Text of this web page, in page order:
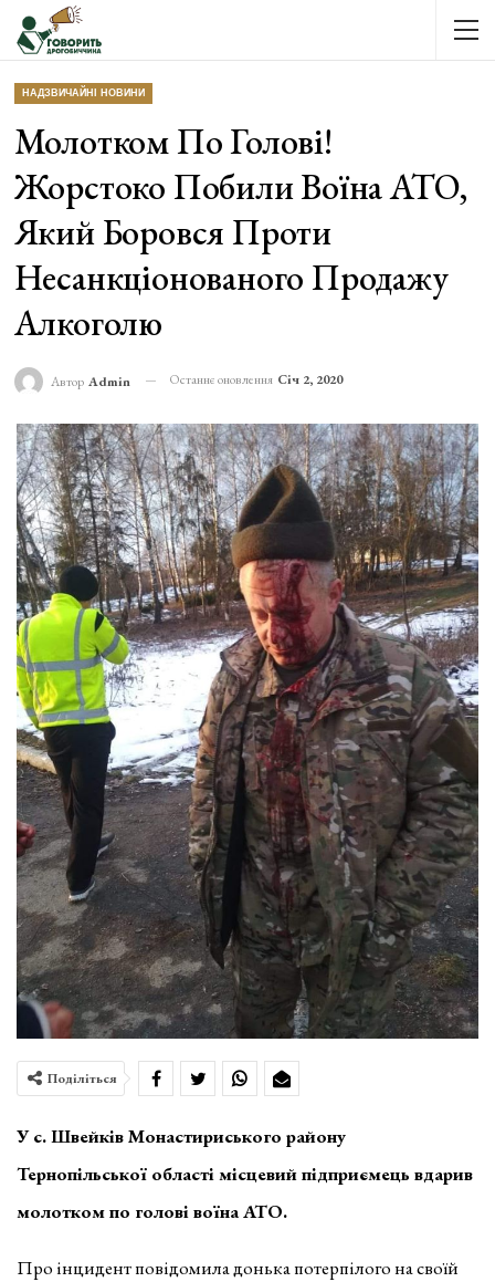
НАДЗВИЧАЙНІ НОВИНИ
Молотком По Голові!
Жорстоко Побили Воїна АТО,
Який Боровся Проти
Несанкціонованого Продажу
Алкоголю
Автор Admin Останнє оновлення Січ 2, 2020
Поділіться
У с. Швейків Монастириського району
Тернопільської області місцевий підприємець вдарив
молотком по голові воїна АТО.
Про інцидент повідомила донька потерпілого на своїй